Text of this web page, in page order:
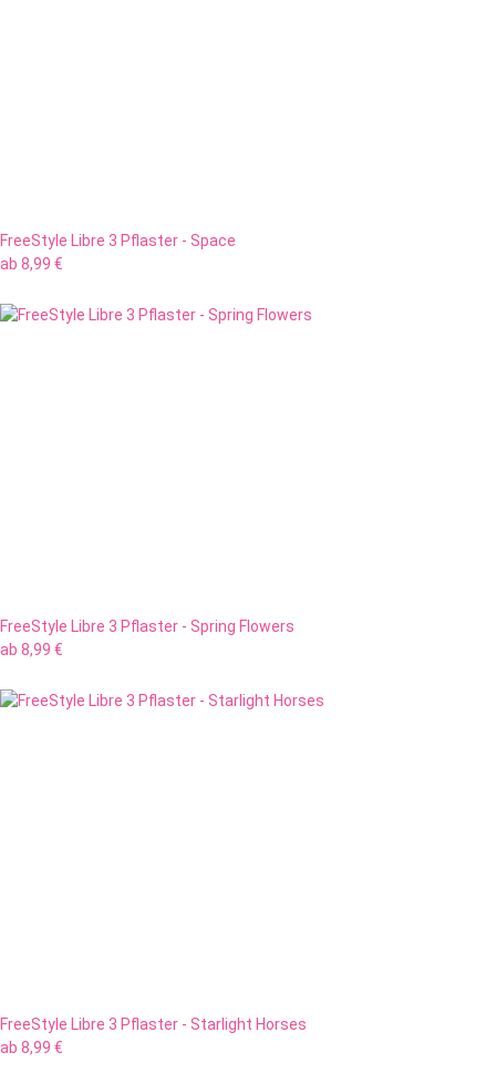
FreeStyle Libre 3 Pflaster - Space
ab 8,99 €
FreeStyle Libre 3 Pflaster - Spring Flowers
ab 8,99 €
FreeStyle Libre 3 Pflaster - Starlight Horses
ab 8,99 €